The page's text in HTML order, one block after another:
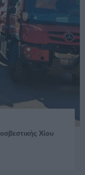
Χίου